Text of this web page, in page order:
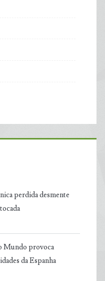
perdida desmente
Mundo provoca
da Espanha